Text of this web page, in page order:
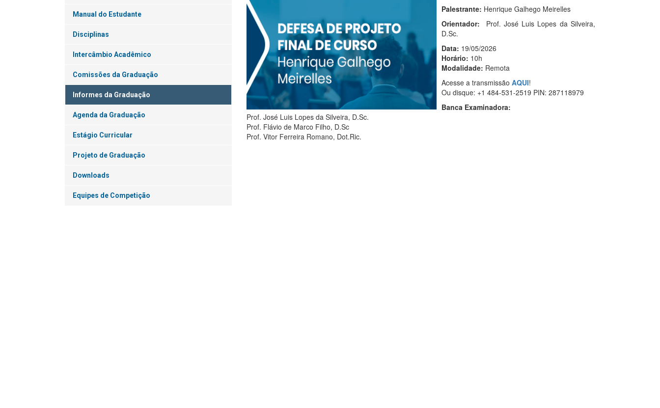
Manual do Estudante
Disciplinas
Intercâmbio Acadêmico
Comissões da Graduação
Informes da Graduação
Agenda da Graduação
Estágio Curricular
Projeto de Graduação
Downloads
Equipes de Competição
Palestrante: Henrique Galhego Meirelles
Orientador: Prof. José Luis Lopes da Silveira,
D.Sc.
Data: 19/05/2026
Horário: 10h
Modalidade: Remota
Acesse a transmissão AQUI!
Ou disque: +1 484-531-2519 PIN: 287118979
Banca Examinadora:
Prof. José Luis Lopes da Silveira, D.Sc.
Prof. Flávio de Marco Filho, D.Sc
Prof. Vitor Ferreira Romano, Dot.Ric.